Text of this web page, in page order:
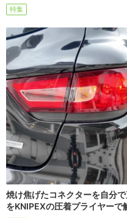
特集
焼け焦げたコネクターを自分
をKNIPEXの圧着プライヤーで